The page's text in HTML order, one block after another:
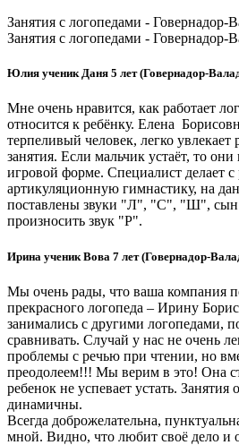
Занятия с логопедами - Говернадор-
Занятия с логопедами - Говернадор-
Юлия ученик Даня 5 лет (Говернадор-
Мне очень нравится, как работает
относится к ребёнку. Елена
терпеливый человек, легко увлекает
занятия. Если мальчик устаёт, то
игровой форме. Специалист делает с
артикуляционную гимнастику, на
поставлены звуки "Л", "С", "Ш", сын
произносить звук "Р".
Ирина ученик Вова 7 лет (Говернадор-
Мы очень рады, что ваша компания
прекрасного логопеда – Ирину
занимались с другими логопедами,
сравнивать. Случай у нас не очень
проблемы с речью при чтении, но
преодолеем!!! Мы верим в это! Она
ребенок не успевает устать. Занятия
динамичны.
Всегда доброжелательна,
мной. Видно, что любит своё дело и